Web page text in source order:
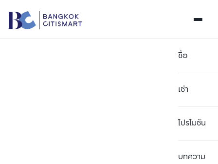
ซื้อ
เช่า
โปรโมชัน
บทความ